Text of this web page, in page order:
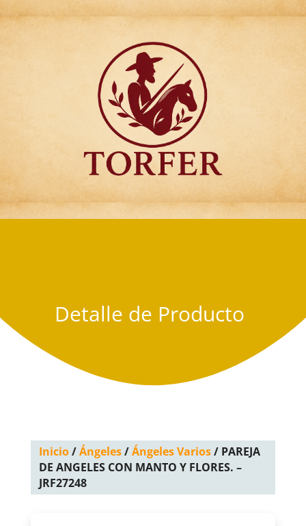
Articulos para
Regalo Torfer.
Detalle de Producto
Inicio/Ángeles/Ángeles Varios/ PAREJA
DE ANGELES CON MANTO Y FLORES. –
JRF27248